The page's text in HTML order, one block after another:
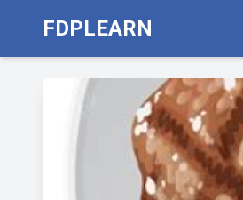
FDPLEARN